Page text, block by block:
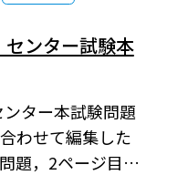
ンター試験本
ター本試験問題
わせて編集した
題，2ページ目が